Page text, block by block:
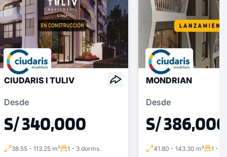
CIUDARIS I TULIV
Desde
S/ 340,000
38.55 - 113.25 m² 1 - 3 dorms.
MONDRIAN
Desde
S/ 386,000
41.80 - 143.30 m² 1 - 3